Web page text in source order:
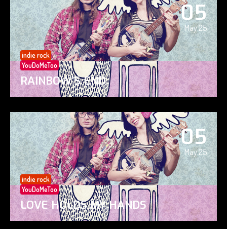
05
May 25
indie rock
YouDoMeToo
RAINBOW’S END
05
May 25
indie rock
YouDoMeToo
LOVE HOLDS MY HANDS